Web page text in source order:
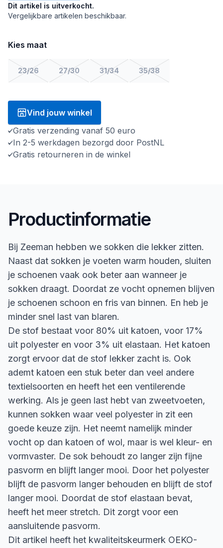
Dit artikel is uitverkocht.
Vergelijkbare artikelen beschikbaar.
Kies maat
23/26 27/30 31/34 35/38
Vind jouw winkel
Gratis verzending vanaf 50 euro
In 2-5 werkdagen bezorgd door PostNL
Gratis retourneren in de winkel
Productinformatie
Bij Zeeman hebben we sokken die lekker zitten.
Naast dat sokken je voeten warm houden, sluiten
je schoenen vaak ook beter aan wanneer je
sokken draagt. Doordat ze vocht opnemen blijven
je schoenen schoon en fris van binnen. En heb je
minder snel last van blaren.
De stof bestaat voor 80% uit katoen, voor 17%
uit polyester en voor 3% uit elastaan. Het katoen
zorgt ervoor dat de stof lekker zacht is. Ook
ademt katoen een stuk beter dan veel andere
textielsoorten en heeft het een ventilerende
werking. Als je geen last hebt van zweetvoeten,
kunnen sokken waar veel polyester in zit een
goede keuze zijn. Het neemt namelijk minder
vocht op dan katoen of wol, maar is wel kleur- en
vormvaster. De sok behoudt zo langer zijn fijne
pasvorm en blijft langer mooi. Door het polyester
blijft de pasvorm langer behouden en blijft de stof
langer mooi. Doordat de stof elastaan bevat,
heeft het meer stretch. Dit zorgt voor een
aansluitende pasvorm.
Dit artikel heeft het kwaliteitskeurmerk OEKO-